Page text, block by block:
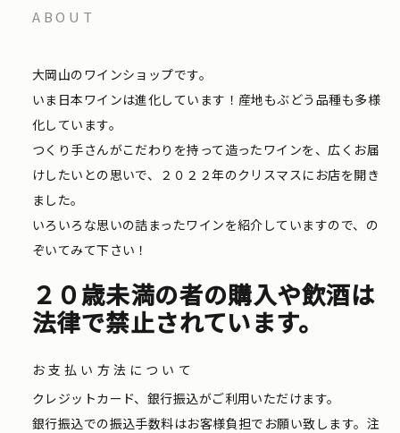
ABOUT
大岡山のワインショップです。
いま日本ワインは進化しています！産地もぶどう品種も多様
化しています。
つくり手さんがこだわりを持って造ったワインを、広くお届
けしたいとの思いで、２０２２年のクリスマスにお店を開き
ました。
いろいろな思いの詰まったワインを紹介していますので、の
ぞいてみて下さい！
２０歳未満の者の購入や飲酒は
法律で禁止されています。
お支払い方法について
クレジットカード、銀行振込がご利用いただけます。
銀行振込での振込手数料はお客様負担でお願い致します。注